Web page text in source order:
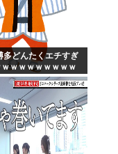
多どんたくエチすぎ
ｗｗｗｗｗｗｗｗ